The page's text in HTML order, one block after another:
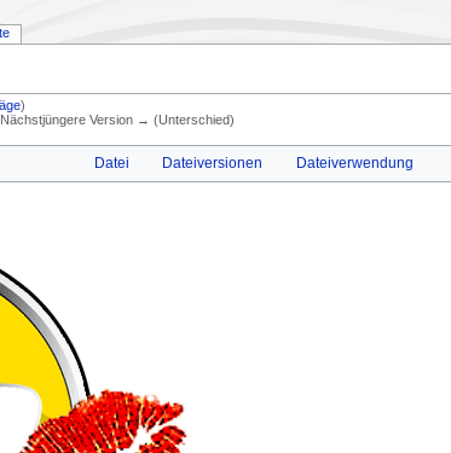
)
Version → (Unterschied)
Datei Dateiversionen Dateiverwendung